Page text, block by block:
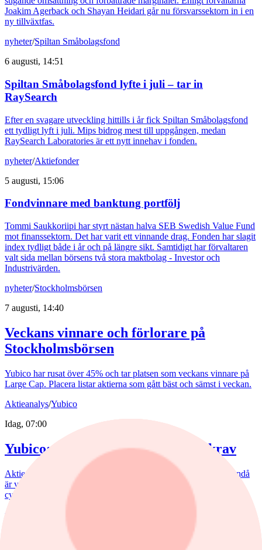
Joakim Agerback och Shayan Heidari går nu försvarssektorn in i en
ny tillväxtfas.
nyheter/Spiltan Småbolagsfond
6 augusti, 14:51
Spiltan Småbolagsfond lyfte i juli – tar in
RaySearch
Efter en svagare utveckling hittills i år fick Spiltan Småbolagsfond
ett tydligt lyft i juli. Mips bidrog mest till uppgången, medan
RaySearch Laboratories är ett nytt innehav i fonden.
nyheter/Aktiefonder
5 augusti, 15:06
Fondvinnare med banktung portfölj
Tommi Saukkoriipi har styrt nästan halva SEB Swedish Value Fund
mot finanssektorn. Det har varit ett vinnande drag. Fonden har slagit
index tydligt både i år och på längre sikt. Samtidigt har förvaltaren
valt sida mellan börsens två stora maktbolag - Investor och
Industrivärden.
nyheter/Stockholmsbörsen
7 augusti, 14:40
Veckans vinnare och förlorare på
Stockholmsbörsen
Yubico har rusat över 45% och tar platsen som veckans vinnare på
Large Cap. Placera listar aktierna som gått bäst och sämst i veckan.
Aktieanalys/Yubico
Idag, 07:00
Yubico: Värderingen ställer höga krav
Aktien har rusat 45% efter torsdagens starka kvartalsrapport. Ändå
är vi inte helt säkra på om detta verkligen var vändningen för
cybersäkerhetsbolaget.
nyheter